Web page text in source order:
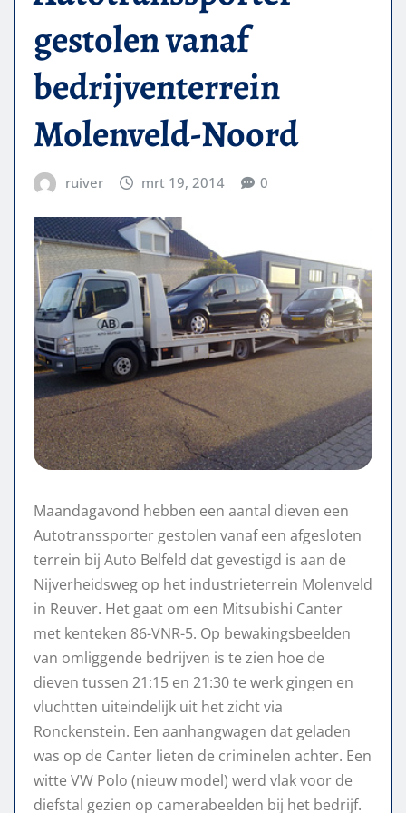
gestolen vanaf
bedrijventerrein
Molenveld-Noord
ruiver mrt 19, 2014 0
Maandagavond hebben een aantal dieven een
Autotranssporter gestolen vanaf een afgesloten
terrein bij Auto Belfeld dat gevestigd is aan de
Nijverheidsweg op het industrieterrein Molenveld
in Reuver. Het gaat om een Mitsubishi Canter
met kenteken 86-VNR-5. Op bewakingsbeelden
van omliggende bedrijven is te zien hoe de
dieven tussen 21:15 en 21:30 te werk gingen en
vluchtten uiteindelijk uit het zicht via
Ronckenstein. Een aanhangwagen dat geladen
was op de Canter lieten de criminelen achter. Een
witte VW Polo (nieuw model) werd vlak voor de
diefstal gezien op camerabeelden bij het bedrijf.